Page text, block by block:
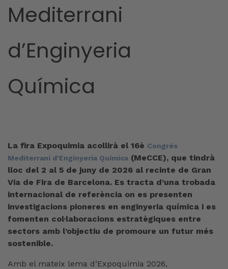
Mediterrani
d’Enginyeria
Química
La fira Expoquimia acollirà el 16è Congrés
Mediterrani d’Enginyeria Química (MeCCE), que tindrà
lloc del 2 al 5 de juny de 2026 al recinte de Gran
Via de Fira de Barcelona. Es tracta d’una trobada
internacional de referència on es presenten
investigacions pioneres en enginyeria química i es
fomenten col·laboracions estratègiques entre
sectors amb l’objectiu de promoure un futur més
sostenible.
Amb el mateix lema d’Expoquimia 2026,